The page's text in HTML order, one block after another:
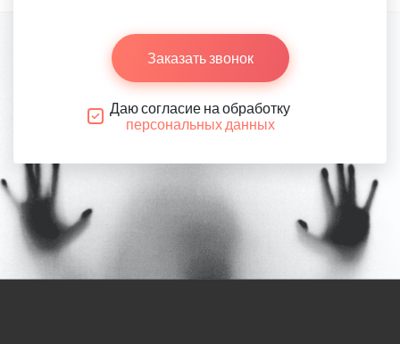
Заказать звонок
Даю согласие на обработку
персональных данных